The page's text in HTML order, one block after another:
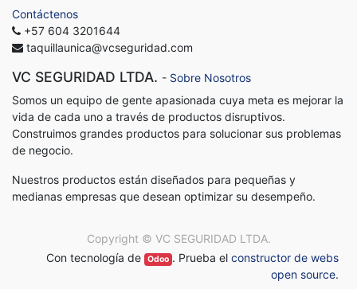
Contáctenos
+57 604 3201644
taquillaunica@vcseguridad.com
VC SEGURIDAD LTDA. - Sobre Nosotros
Somos un equipo de gente apasionada cuya meta es mejorar la
vida de cada uno a través de productos disruptivos.
Construimos grandes productos para solucionar sus problemas
de negocio.
Nuestros productos están diseñados para pequeñas y
medianas empresas que desean optimizar su desempeño.
Copyright © VC SEGURIDAD LTDA.
Con tecnología de
Odoo . Prueba el constructor de webs
open source.